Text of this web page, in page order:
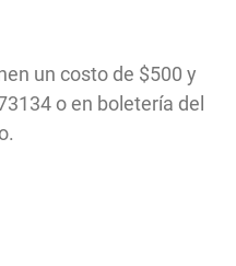
un costo de $500 y
o en boletería del